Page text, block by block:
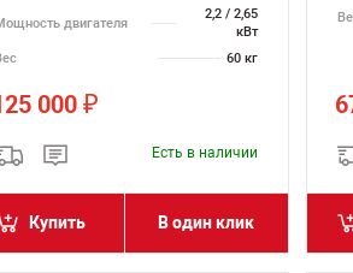
двигателя
2,2 / 2,65
кВт
60 кг
000 ₽
Есть в наличии
Купить В один клик